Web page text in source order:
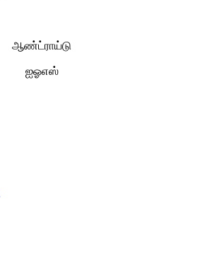
ஆண்ட்ராய்டு
ஐஓஎஸ்